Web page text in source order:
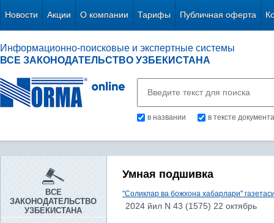
Новости Акции О компании Тарифы Публичная оферта
Информационно-поисковые и экспертные системы
ВСЕ ЗАКОНОДАТЕЛЬСТВО УЗБЕКИСТАНА
в названии в тексте документа
ВСЕ
ЗАКОНОДАТЕЛЬСТВО
УЗБЕКИСТАНА
Умная подшивка
"Соликлар ва божхона хабарлари"
2024 йил N 43 (1575) 22 октябрь